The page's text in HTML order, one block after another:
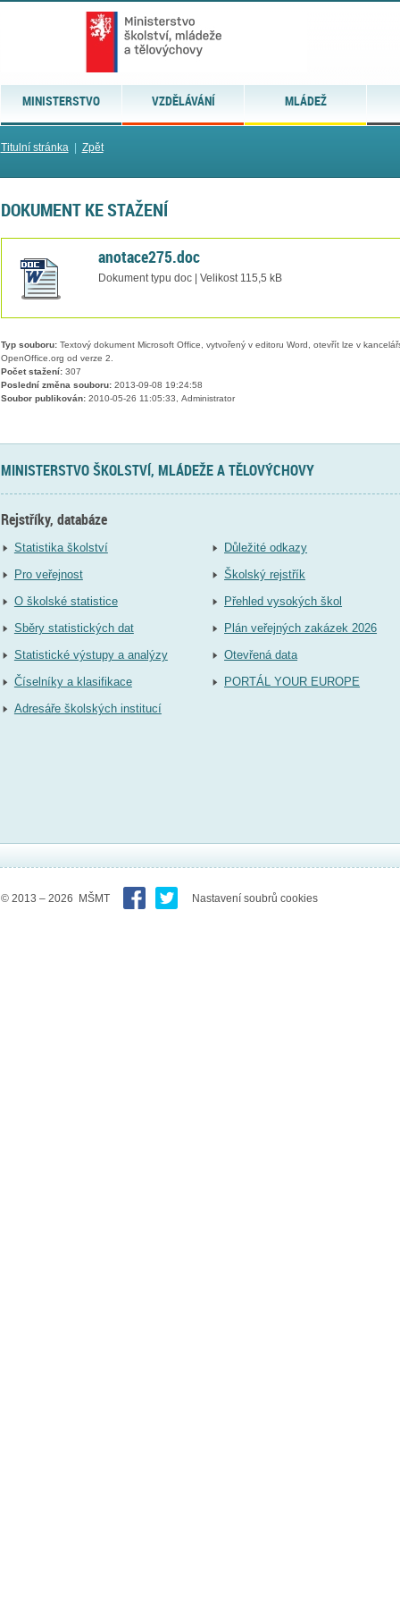
MINISTERSTVO VZDĚLÁVÁNÍ MLÁDEŽ
Titulní stránka| Zpět
DOKUMENT KE STAŽENÍ
anotace275.doc
Dokument typu doc | Velikost 115,5 kB
Typ souboru:Textový dokument Microsoft Office, vytvořený v editoru Word, otevřít lze v
OpenOffice.org od verze 2.
Počet stažení:307
Poslední změna souboru:2013-09-08 19:24:58
Soubor publikován:2010-05-26 11:05:33, Administrator
MINISTERSTVO ŠKOLSTVÍ, MLÁDEŽE A TĚLOVÝCHOVY
Rejstříky, databáze
Statistika školství
Pro veřejnost
O školské statistice
Sběry statistických dat
Statistické výstupy a analýzy
Číselníky a klasifikace
Adresáře školských institucí
Důležité odkazy
Školský rejstřík
Přehled vysokých škol
Plán veřejných zakázek 2026
Otevřená data
PORTÁL YOUR EUROPE
© 2013 – 2026 MŠMT Nastavení soubrů cookies